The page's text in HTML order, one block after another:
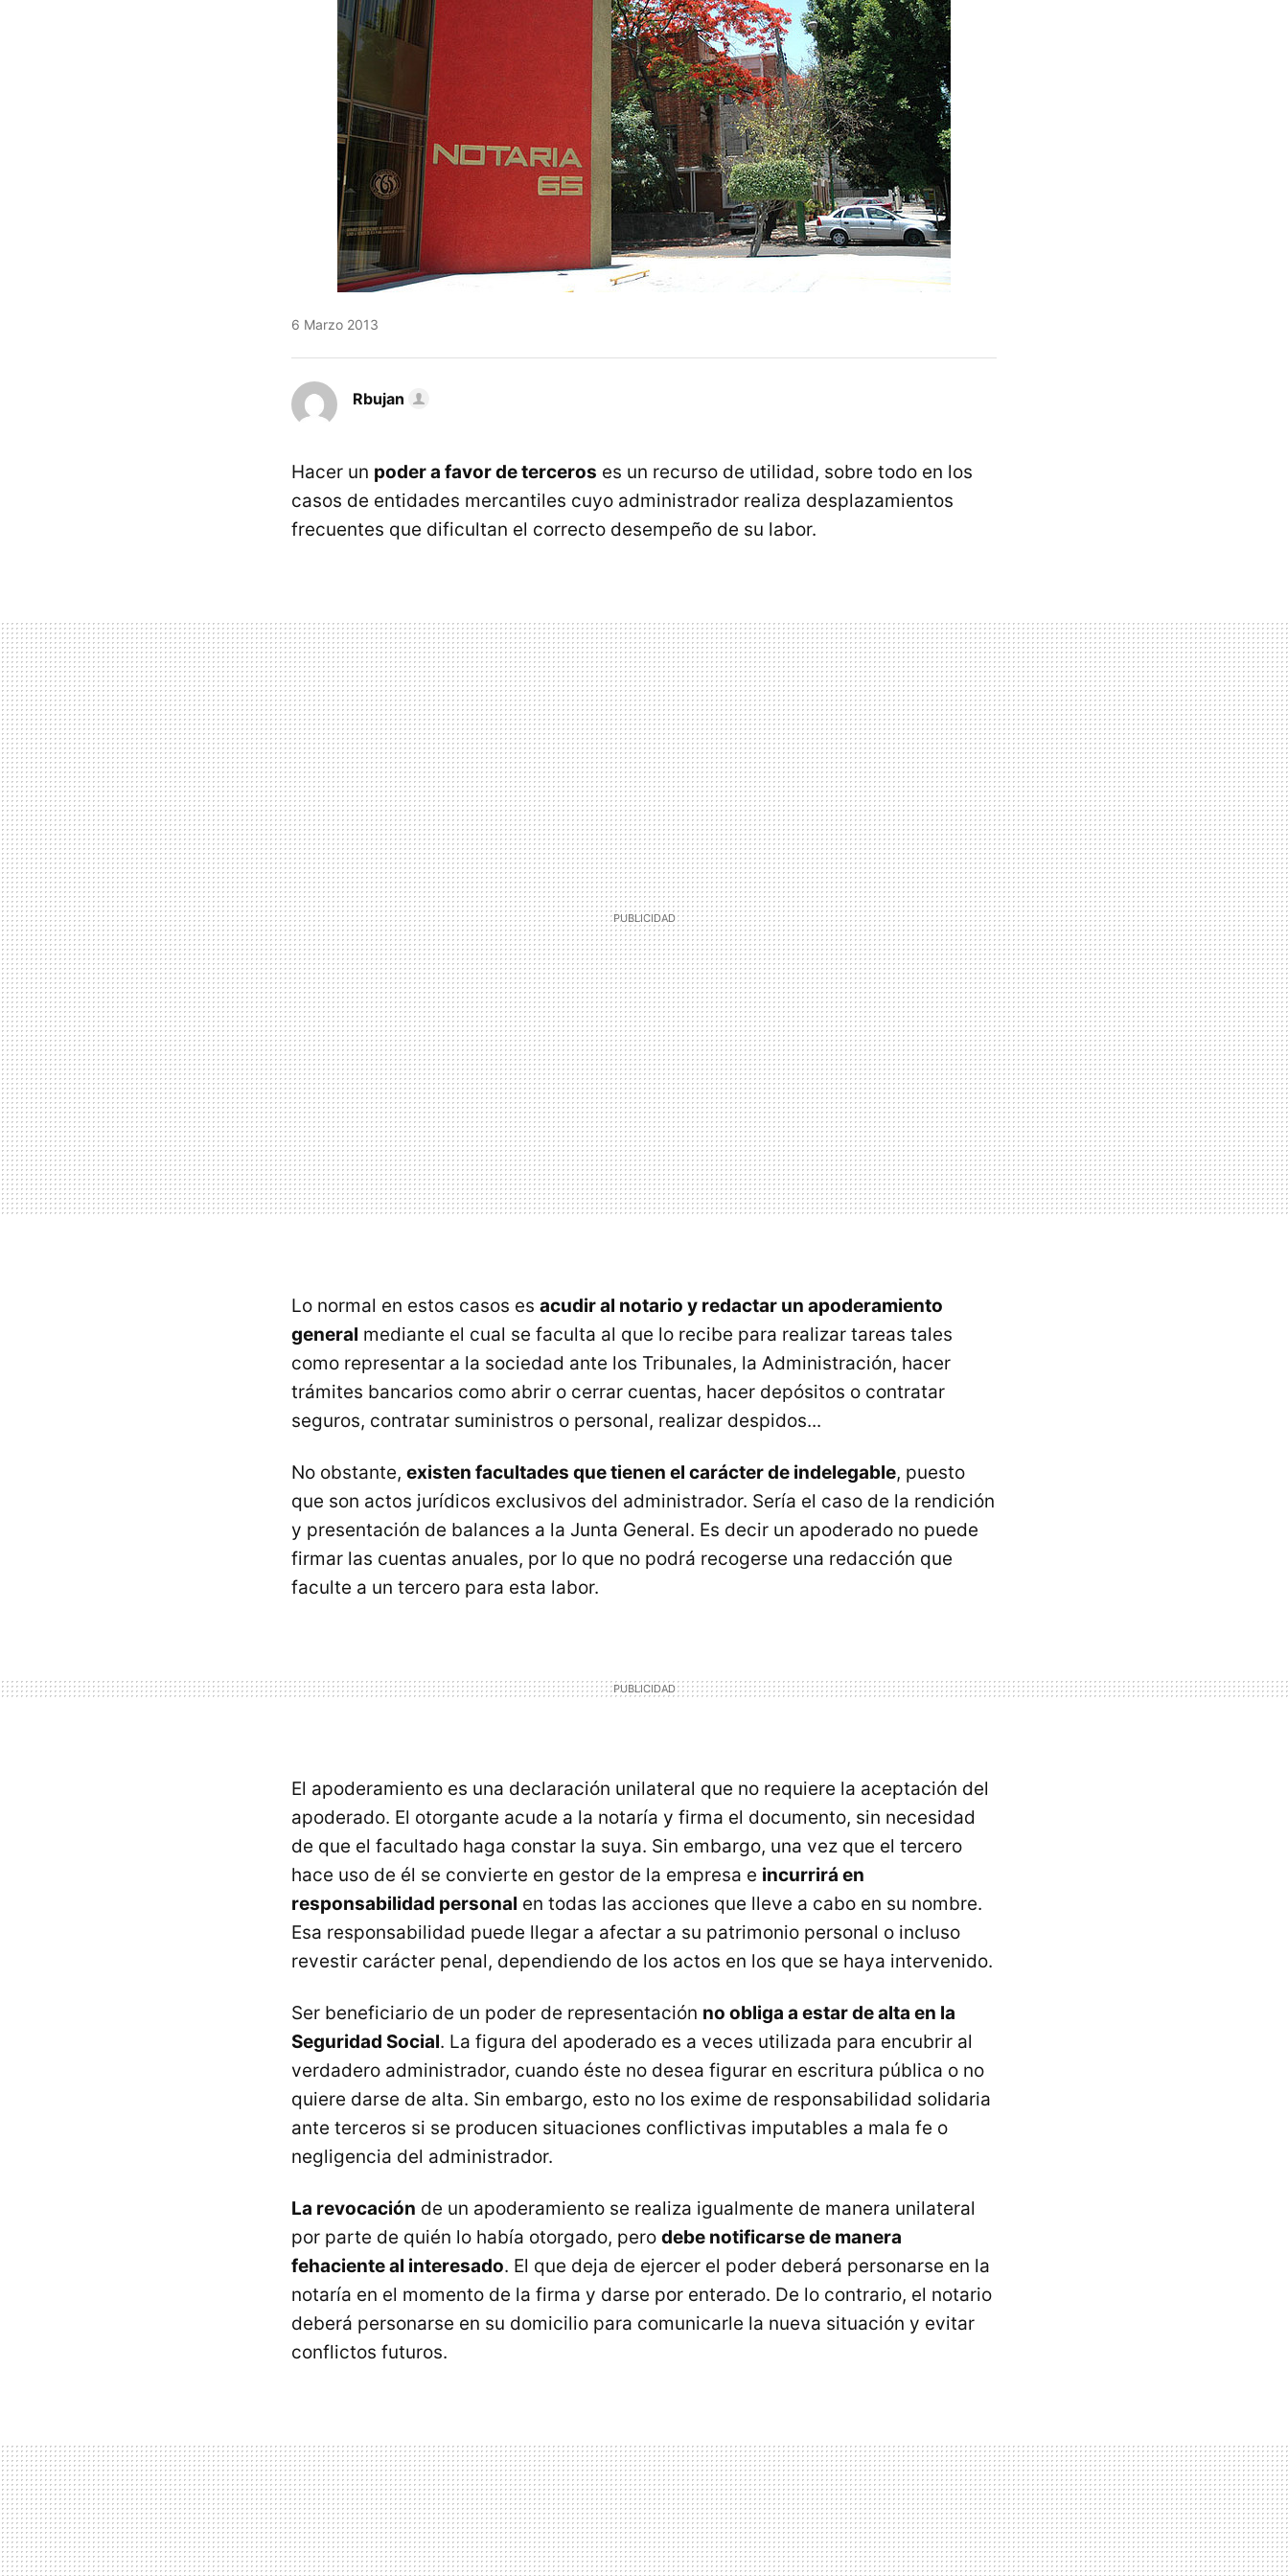
6 Marzo 2013
Rbujan
Hacer un poder a favor de terceros es un recurso de utilidad, sobre todo en los
casos de entidades mercantiles cuyo administrador realiza desplazamientos
frecuentes que dificultan el correcto desempeño de su labor.
Lo normal en estos casos es acudir al notario y redactar un apoderamiento
general mediante el cual se faculta al que lo recibe para realizar tareas tales
como representar a la sociedad ante los Tribunales, la Administración, hacer
trámites bancarios como abrir o cerrar cuentas, hacer depósitos o contratar
seguros, contratar suministros o personal, realizar despidos...
No obstante, existen facultades que tienen el carácter de indelegable, puesto
que son actos jurídicos exclusivos del administrador. Sería el caso de la rendición
y presentación de balances a la Junta General. Es decir un apoderado no puede
firmar las cuentas anuales, por lo que no podrá recogerse una redacción que
faculte a un tercero para esta labor.
El apoderamiento es una declaración unilateral que no requiere la aceptación del
apoderado. El otorgante acude a la notaría y firma el documento, sin necesidad
de que el facultado haga constar la suya. Sin embargo, una vez que el tercero
hace uso de él se convierte en gestor de la empresa e incurrirá en
responsabilidad personal en todas las acciones que lleve a cabo en su nombre.
Esa responsabilidad puede llegar a afectar a su patrimonio personal o incluso
revestir carácter penal, dependiendo de los actos en los que se haya intervenido.
Ser beneficiario de un poder de representación no obliga a estar de alta en la
Seguridad Social. La figura del apoderado es a veces utilizada para encubrir al
verdadero administrador, cuando éste no desea figurar en escritura pública o no
quiere darse de alta. Sin embargo, esto no los exime de responsabilidad solidaria
ante terceros si se producen situaciones conflictivas imputables a mala fe o
negligencia del administrador.
La revocación de un apoderamiento se realiza igualmente de manera unilateral
por parte de quién lo había otorgado, pero debe notificarse de manera
fehaciente al interesado. El que deja de ejercer el poder deberá personarse en la
notaría en el momento de la firma y darse por enterado. De lo contrario, el notario
deberá personarse en su domicilio para comunicarle la nueva situación y evitar
conflictos futuros.